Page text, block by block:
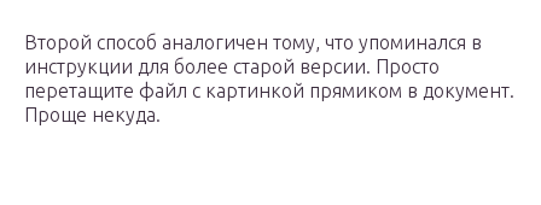
Второй способ аналогичен тому, что упоминался в
инструкции для более старой версии. Просто
перетащите файл с картинкой прямиком в документ.
Проще некуда.